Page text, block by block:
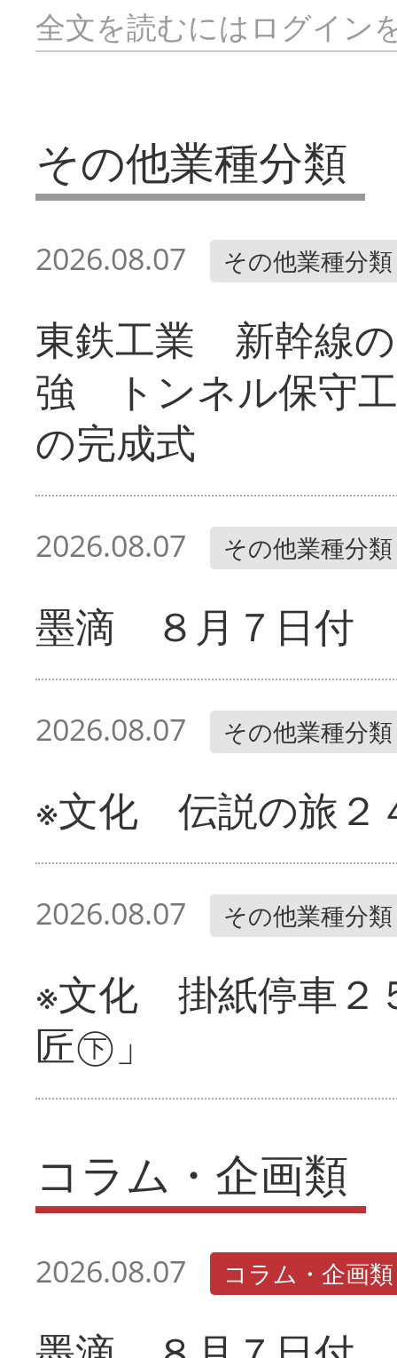
全文を読むにはログイン
その他業種分類
2026.08.07 その他業種分類
東鉄工業 新幹線
強 トンネル保守
の完成式
2026.08.07 その他業種分類
墨滴 ８月７日付
2026.08.07 その他業種分類
※文化 伝説の旅２
2026.08.07 その他業種分類
※文化 掛紙停車２
匠㊦」
コラム・企画類
2026.08.07 コラム・企画類